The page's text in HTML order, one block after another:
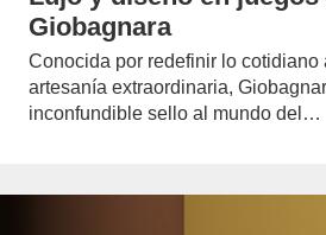
Giobagnara
Conocida por redefinir lo cotidiano
artesanía extraordinaria,
inconfundible sello al mundo del…